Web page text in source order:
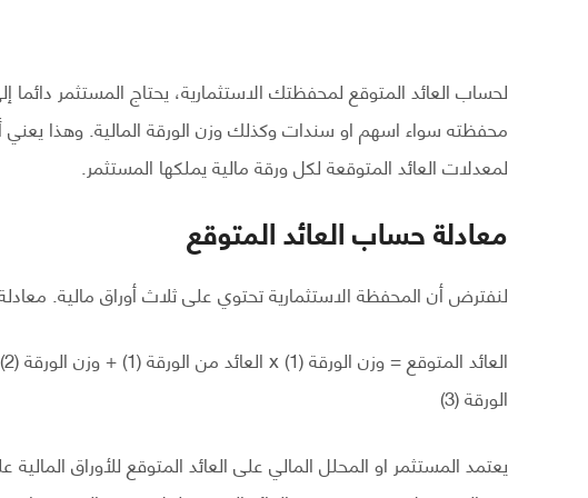
لحساب العائد المتوقع لمحفظتك الاستثمارية، يحتاج المستثمر دائما
محفظته سواء اسهم او سندات وكذلك وزن الورقة المالية. وهذا
لمعدلات العائد المتوقعة لكل ورقة مالية يملكها المستثمر.
معادلة حساب العائد المتوقع
لنفترض أن المحفظة الاستثمارية تحتوي على ثلاث أوراق مالية.
الورقة (3)
يعتمد المستثمر او المحلل المالي على العائد المتوقع للأوراق